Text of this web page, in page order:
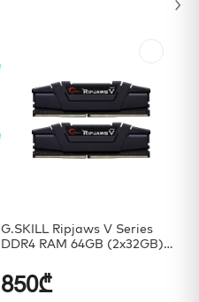
G.SKILL Ripjaws V Series
DDR4 RAM 64GB (2x32GB)
850₾